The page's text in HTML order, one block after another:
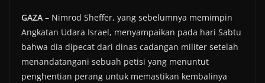
GAZA – Nimrod Sheffer, yang sebelumnya memimpin
Angkatan Udara Israel, menyampaikan pada hari Sabtu
bahwa dia dipecat dari dinas cadangan militer setelah
menandatangani sebuah petisi yang menuntut
penghentian perang untuk memastikan kembalinya